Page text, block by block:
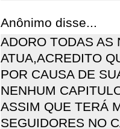
Anônimo disse...
ADORO TODAS AS
ATUA,ACREDITO
POR CAUSA DE
NENHUM
ASSIM QUE TERÁ
SEGUIDORES NO